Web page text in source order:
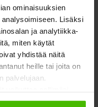
ominaisuuksien
Lisäksi
ja analytiikka-
miten käytät
yhdistää näitä
heille tai joita on
palvelujaan.
ovat paitsi mitä
mutta myös
Uusien
ja
terveysriskejä. Näiden
tahtotilaa ja